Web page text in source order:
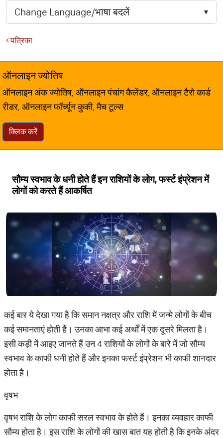
पत्रिका
ऑनलाइन ज्योतिष
ऑनलाइन अंक ज्योतिष, ऑनलाइन पंचांग कैलेंडर, ऑनलाइन टैरो कार्ड
रीडर, ऑनलाइन फॉर्च्यून कुकी, मैच टूल्स
क्लिक करें
सौम्य स्वभाव के धनी होते हैं इन राशियों के लोग, फर्स्ट इंप्रेशन में
लोगों को करते हैं आकर्षित
कई बार ये देखा गया है कि समान नक्षत्र और राशि में जन्मे लोगों के बीच
कई समानताएं होती हैं। उनका आभा कई अर्थों में एक दूसरे मिलता है।
इसी कड़ी में आइए जानते हैं उन 4 राशियों के लोगों के बारे में जो सौम्य
स्वभाव के काफी धनी होते हैं और इनका फर्स्ट इंप्रेशन भी काफी शानदार
होता है।
वृषभ
वृषभ राशि के लोग काफी सरल स्वभाव के होते हैं। इनका व्यवहार काफी
सौम्य होता है। इस राशि के लोगों की खास बात यह होती है कि इनके अंदर